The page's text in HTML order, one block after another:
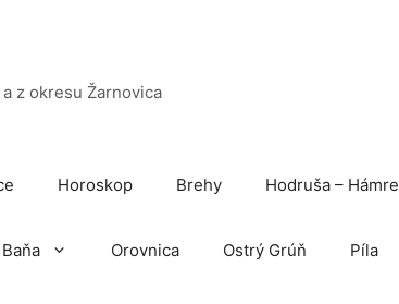
z okresu Žarnovica
Horoskop Brehy Hodruša – Hámre
Orovnica Ostrý Grúň Píla